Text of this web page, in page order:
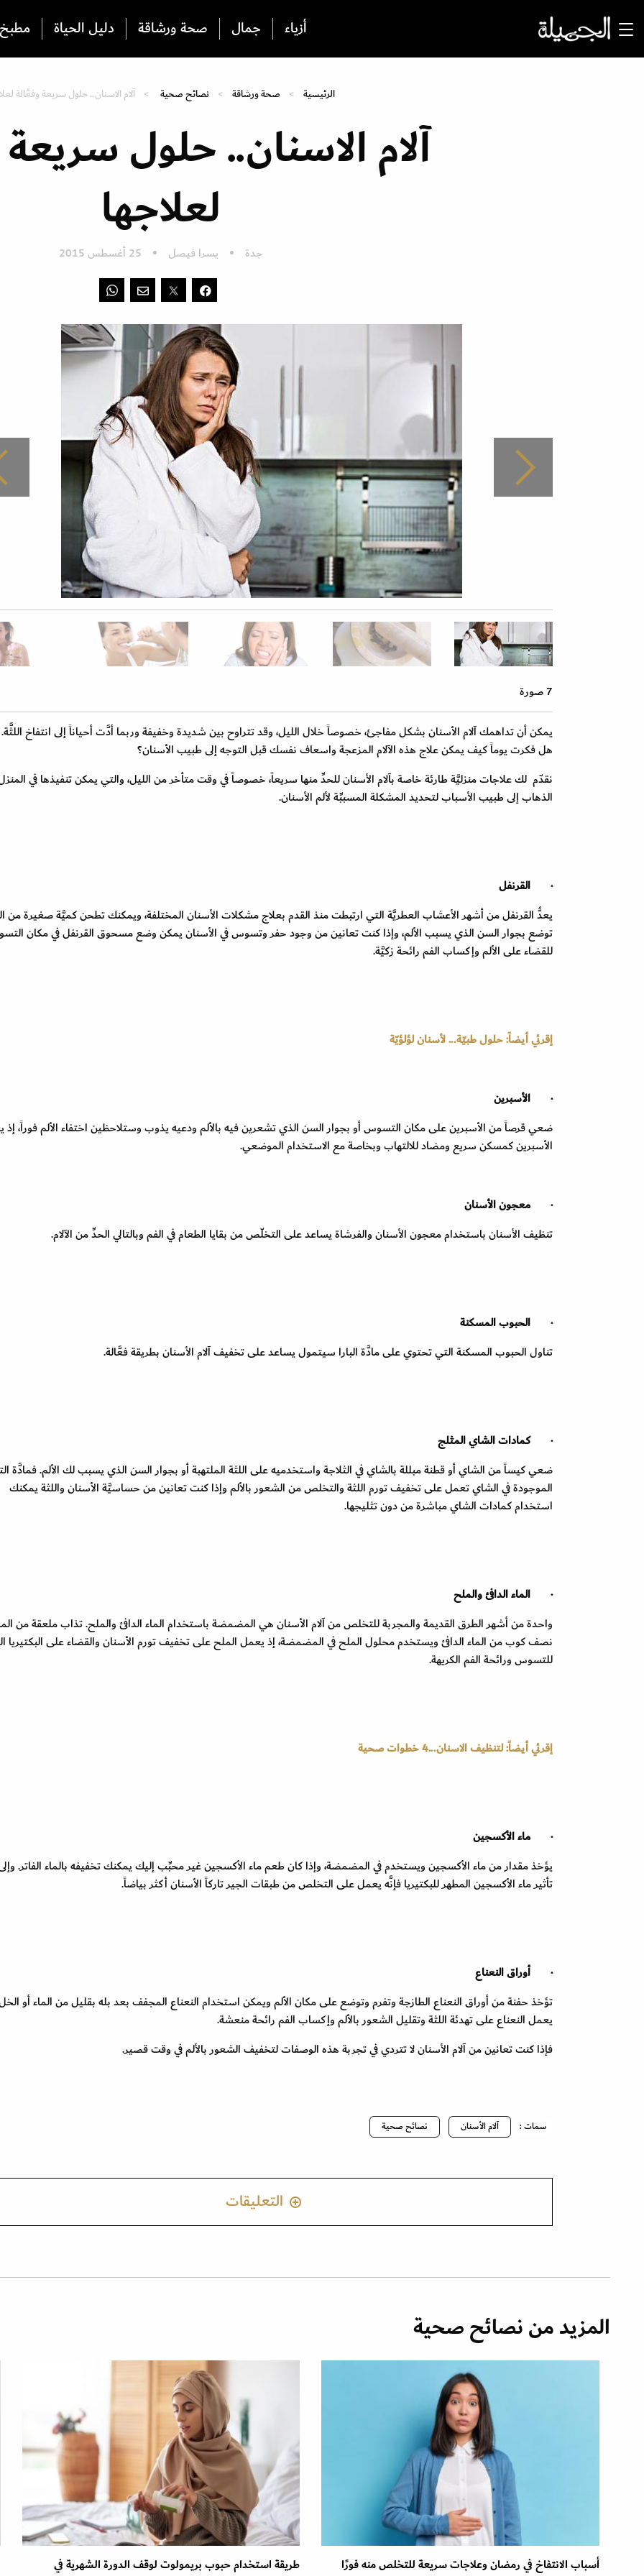
أزياء جمال صحة ورشاقة دليل الحياة
الرئيسية صحة ورشاقة نصائح صحية آلام الاسنان.. حلول سريعة وفعَّالة
آلام الاسنان.. حلول
لعلاجها
جدة يسرا فيصل 25 أغسطس 2015
7 صورة
يمكن أن تداهمك آلام الأسنان بشكل مفاجئ، خصوصاً خلال الليل، وقد تتراوح بين شديدة وخفيفة وربما أدَّت أحياناً إلى انتفاخ
هل فكرت يوماً كيف يمكن علاج هذه الآلام المزعجة واسعاف نفسك قبل التوجه إلى طبيب الأسنان؟
نقدّم لك علاجات منزليَّة طارئة خاصة بآلام الأسنان للحدِّ منها سريعاً، خصوصاً في وقت متأخر من الليل، والتي يمكن تنفيذها في
الذهاب إلى طبيب الأسباب لتحديد المشكلة المسببِّة لألم الأسنان.
·
القرنفل
يعدُّ القرنفل من أشهر الأعشاب العطريَّة التي ارتبطت منذ القدم بعلاج مشكلات الأسنان المختلفة، ويمكنك تطحن كميَّة صغيرة من
توضع بجوار السن الذي يسبب الألم، وإذا كنت تعانين من وجود حفر وتسوس في الأسنان يمكن وضع مسحوق القرنفل في مكان
للقضاء على الألم وإكساب الفم رائحة زكيَّة.
إقرئي أيضاً: حلول طبيّة... لأسنان لؤلؤيّة
·
الأسبرين
ضعي قرصاً من الأسبرين على مكان التسوس أو بجوار السن الذي تشعرين فيه بالألم ودعيه يذوب وستلاحظين اختفاء الألم فوراً،
الأسبرين كمسكن سريع ومضاد للالتهاب وبخاصة مع الاستخدام الموضعي.
·
معجون الأسنان
تنظيف الأسنان باستخدام معجون الأسنان والفرشاة يساعد على التخلّص من بقايا الطعام في الفم وبالتالي الحدِّ من الآلام.
·
الحبوب المسكنة
تناول الحبوب المسكنة التي تحتوي على مادَّة البارا سيتمول يساعد على تخفيف آلام الأسنان بطريقة فعَّالة.
·
كمادات الشاي المثلج
ضعي كيساً من الشاي أو قطنة مبللة بالشاي في الثلاجة واستخدميه على اللثة الملتهبة أو بجوار السن الذي يسبب لك الألم. فمادَّة
الموجودة في الشاي تعمل على تخفيف تورم اللثة والتخلص من الشعور بالألم وإذا كنت تعانين من حساسيَّة الأسنان واللثة يمكنك
استخدام كمادات الشاي مباشرة من دون تثليجها.
·
الماء الدافئ والملح
واحدة من أشهر الطرق القديمة والمجربة للتخلص من آلام الأسنان هي المضمضة باستخدام الماء الدافئ والملح. تذاب ملعقة من
نصف كوب من الماء الدافئ ويستخدم محلول الملح في المضمضة، إذ يعمل الملح على تخفيف تورم الأسنان والقضاء على البكتيريا
للتسوس ورائحة الفم الكريهة.
إقرئي أيضاً: لتنظيف الاسنان...4 خطوات صحية
·
ماء الأكسجين
يؤخذ مقدار من ماء الأكسجين ويستخدم في المضمضة، وإذا كان طعم ماء الأكسجين غير محبِّب إليك يمكنك تخفيفه بالماء الفاتر.
تأثير ماء الأكسجين المطهر للبكتيريا فإنَّه يعمل على التخلص من طبقات الجير تاركاً الأسنان أكثر بياضاً.
·
أوراق النعناع
تؤخذ حفنة من أوراق النعناع الطازجة وتفرم وتوضع على مكان الألم ويمكن استخدام النعناع المجفف بعد بله بقليل من الماء أو
يعمل النعناع على تهدئة اللثة وتقليل الشعور بالألم وإكساب الفم رائحة منعشة.
فإذا كنت تعانين من آلام الأسنان لا تتردي في تجربة هذه الوصفات لتخفيف الشعور بالألم في وقت قصير.
سمات : آلام الأسنان نصائح صحية
التعليقات
المزيد من نصائح صحية
أسباب الانتفاخ في رمضان وعلاجات سريعة للتخلص منه فورًا
طريقة استخدام حبوب بريمولوت لوقف الدورة الشهرية في